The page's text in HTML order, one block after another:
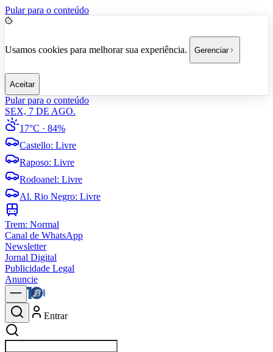
Pular para o conteúdo
Usamos cookies para melhorar sua experiência. Gerenciar
Aceitar
Pular para o conteúdo
SEX, 7 DE AGO.
17°C · 84%
Castello: Livre
Raposo: Livre
Rodoanel: Livre
Al. Rio Negro: Livre
Trem: Normal
Canal de WhatsApp
Newsletter
Jornal Digital
Publicidade Legal
Anuncie
Entrar